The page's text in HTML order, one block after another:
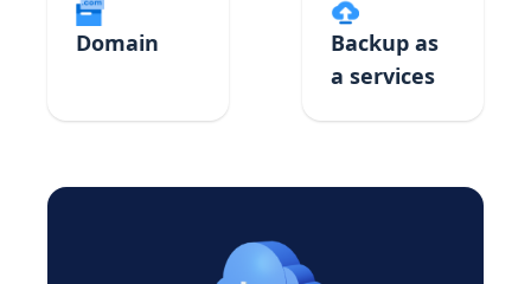
Domain
Backup as
a services